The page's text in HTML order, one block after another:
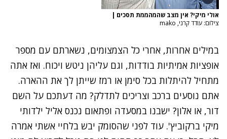
אולי מיקי? אין מצב שהמהממת תסכים |
צילום: עודד קרני, mako
במילים אחרות, אחרי כל הצמצומים, נשארתם עם מספר
אופציות אמיתיות בודדות, וגם עליהן ניטש ויכוח. ואז אתה
מתחיל להיתלות בכל סימן או רמז שייתן לך את ההארה.
אתם נוסעים ברכב וצריכים לתדלק? מה דעתכם על השם
דור, או אלון? ישבנו במסעדה ופתאום נכנס אליל ילדותי
מיקי ברקוביץ'. עוד לפני שהסומק יבש בלחיי אשתי אמרה